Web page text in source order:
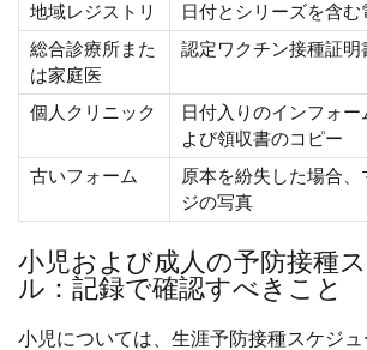
地域レジストリ
日付とシリーズを含む
総合診療所また
は家庭医
認定ワクチン接種証明
個人クリニック
日付入りのインフォ
よび領収書のコピー
古いフォーム
原本を紛失した場合
ジの写真
小児および成人の予防接種
ル：記録で確認すべきこと
小児については、生涯予防接種スケジ